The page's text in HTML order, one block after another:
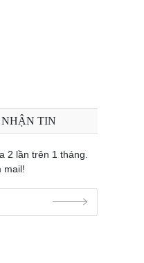
TIN
2 lần trên 1 tháng.
mail!